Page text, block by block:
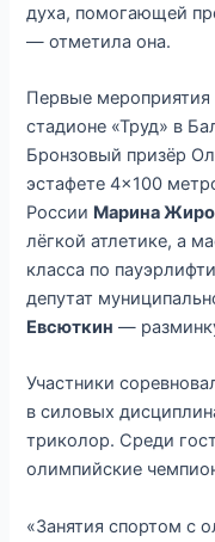
духа, помогающей
— отметила она.
Первые мероприятия
стадионе «Труд» в
Бронзовый призёр
эстафете 4×100
России Марина
лёгкой атлетике, а
класса по
депутат
Евсюткин —
Участники
в силовых
триколор. Среди
олимпийские
«Занятия спортом с